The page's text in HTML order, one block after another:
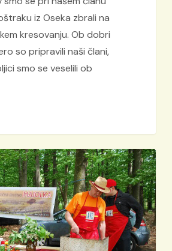
iz Oseka zbrali na
kresovanju. Ob dobri
so pripravili naši člani,
smo se veselili ob